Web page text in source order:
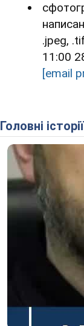
.jpeg,
11:00
[email
Головні